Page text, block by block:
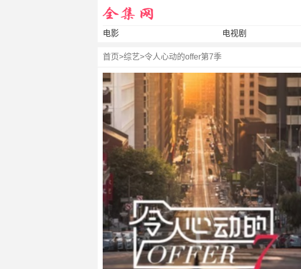
电影 电视剧
首页>综艺>令人心动的offer第7季